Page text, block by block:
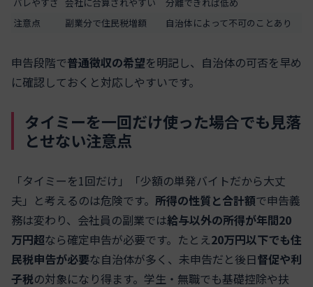
注意点
副業分で住民税増額 自治体によって不可のことあり
申告段階で普通徴収の希望を明記し、自治体の可否を早め
に確認しておくと対応しやすいです。
タイミーを一回だけ使った場合でも見落
とせない注意点
「タイミーを1回だけ」「少額の単発バイトだから大丈
夫」と考えるのは危険です。 所得の性質と合計額で申告義
務は変わり、会社員の副業では給与以外の所得が年間20
万円超なら確定申告が必要です。たとえ20万円以下でも住
民税申告が必要な自治体が多く、未申告だと後日督促や利
子税の対象になり得ます。学生・無職でも基礎控除や扶